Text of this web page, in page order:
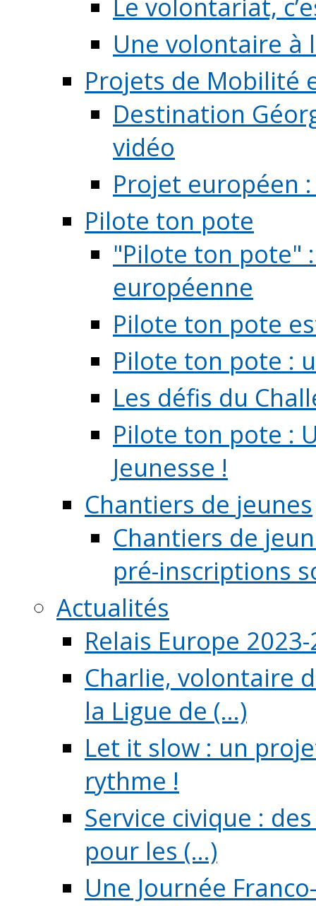
Le volontariat,
Une volontaire à
Projets de Mobilité
Destination
vidéo
Projet européen
Pilote ton pote
"Pilote ton pote"
européenne
Pilote ton pote
Pilote ton pote :
Les défis du
Pilote ton pote :
Jeunesse !
Chantiers de jeunes
Chantiers de
pré-inscriptions
Actualités
Relais Europe
Charlie, volontaire
la Ligue de (...)
Let it slow : un
rythme !
Service civique :
pour les (...)
Une Journée